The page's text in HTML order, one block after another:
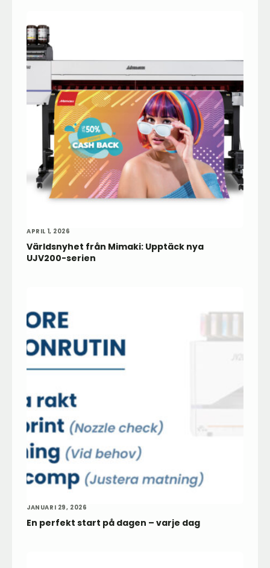
Världsnyhet från Mimaki: Upptäck nya
UJV200-serien
APRIL 1, 2026
En perfekt start på dagen – varje dag
JANUARI 29, 2026